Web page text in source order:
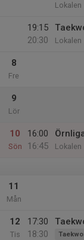
Lokalen
19:15
20:30
Lokalen
8
Fre
9
Lör
10
Sön
16:00
16:45
Lokalen
11
Mån
12
Tis
17:30
18:30